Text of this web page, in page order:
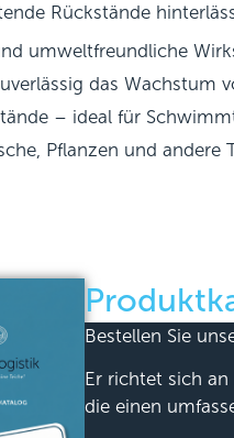
Rückstände
umweltfreundliche
das Wachstum
– ideal für
Pflanzen und andere
Bestellen Sie
Er richtet sich
die einen